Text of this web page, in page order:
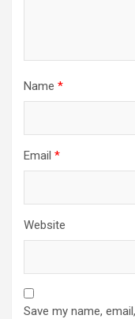
Name *
Email *
Website
Save my name,